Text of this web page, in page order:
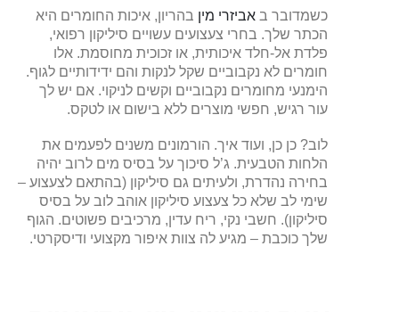
כשמדובר ב אביזרי מין בהריון, איכות החומרים היא
הכתר שלך. בחרי צעצועים עשויים סיליקון רפואי,
פלדת אל-חלד איכותית, או זכוכית מחוסמת. אלו
חומרים לא נקבוביים שקל לנקות והם ידידותיים לגוף.
הימנעי מחומרים נקבוביים וקשים לניקוי. אם יש לך
עור רגיש, חפשי מוצרים ללא בישום או לטקס.
לוב? כן כן, ועוד איך. הורמונים משנים לפעמים את
הלחות הטבעית. ג’ל סיכוך על בסיס מים לרוב יהיה
בחירה נהדרת, ולעיתים גם סיליקון (בהתאם לצעצוע –
שימי לב שלא כל צעצוע סיליקון אוהב לוב על בסיס
סיליקון). חשבי נקי, ריח עדין, מרכיבים פשוטים. הגוף
שלך כוכבת – מגיע לה צוות איפור מקצועי ודיסקרטי.